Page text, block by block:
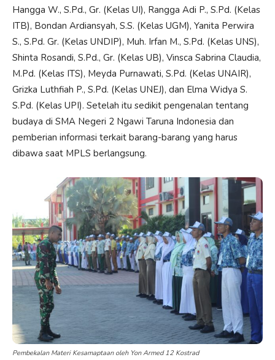
Hangga W., S.Pd., Gr. (Kelas UI), Rangga Adi P., S.Pd. (Kelas
ITB), Bondan Ardiansyah, S.S. (Kelas UGM), Yanita Perwira
S., S.Pd. Gr. (Kelas UNDIP), Muh. Irfan M., S.Pd. (Kelas UNS),
Shinta Rosandi, S.Pd., Gr. (Kelas UB), Vinsca Sabrina Claudia,
M.Pd. (Kelas ITS), Meyda Purnawati, S.Pd. (Kelas UNAIR),
Grizka Luthfiah P., S.Pd. (Kelas UNEJ), dan Elma Widya S.
S.Pd. (Kelas UPI). Setelah itu sedikit pengenalan tentang
budaya di SMA Negeri 2 Ngawi Taruna Indonesia dan
pemberian informasi terkait barang-barang yang harus
dibawa saat MPLS berlangsung.
Pembekalan Materi Kesamaptaan oleh Yon Armed 12 Kostrad